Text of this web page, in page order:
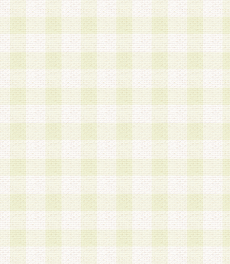
は、当該個人情報を以下の各号に定める目的に利
す。なお、これら事項以外の目的で個人情報を利
かじめ会員の同意を得たうえで利用するものとし
a.本サービスの実施または運営
b.本サービスに係る謝礼、景品、調査サンプル品
c.会員からの電話、メール等の問い合わせなどへ
d.その他これらに付随する業務
2.当社は、会員個人を識別することのできる情報
会員情報を本人の承諾なく第三者に開示すること
人を識別できる情報について第三者に開示または
社は事前に会員本人の同意を得るものとします。
3.前項の定めに拘わらず、当社は、以下の目的に
意を 得ることなく、会員個人を識別できる情報
づき選定した委託業者に対して当社の責任におい
できるものとします。な お、当社は、当該委託
契約を締結しこれを遵守させるとともに、本規約
の注意をもって当該情報を使用させるものとし ま
a.本サービスに係る謝礼、景品、調査サンプル品